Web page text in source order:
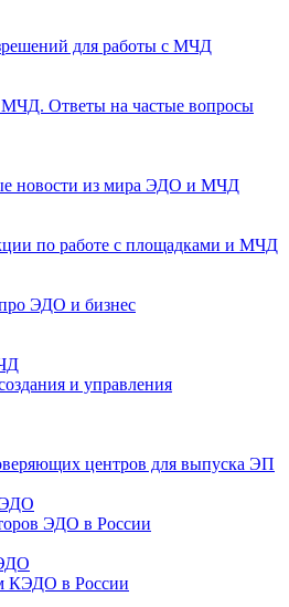
для работы с МЧД
Ответы на частые вопросы
новости из мира ЭДО и МЧД
по работе с площадками и МЧД
ЭДО и бизнес
и управления
центров для выпуска ЭП
ЭДО
ЭДО в России
КЭДО в России